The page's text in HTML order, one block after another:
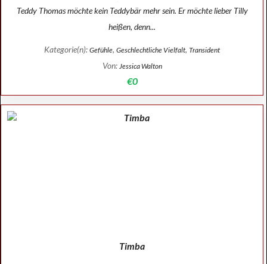
Teddy Thomas möchte kein Teddybär mehr sein. Er möchte lieber Tilly
heißen, denn...
Kategorie(n): Gefühle, Geschlechtliche Vielfalt, Transident
Von: Jessica Walton
€0
Timba